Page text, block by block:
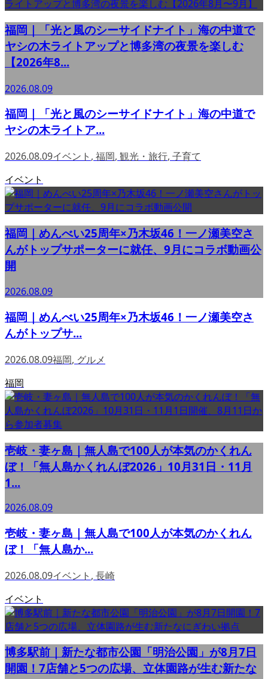
福岡｜「光と風のシーサイドナイト」海の中道で
ヤシの木ライトアップと博多湾の夜景を楽しむ
【2026年8...
2026.08.09
福岡｜「光と風のシーサイドナイト」海の中道で
ヤシの木ライトア...
2026.08.09イベント , 福岡, 観光・旅行, 子育て
イベント
福岡｜めんべい25周年×乃木坂46！一ノ瀬美空さ
んがトップサポーターに就任、9月にコラボ動画公
開
2026.08.09
福岡｜めんべい25周年×乃木坂46！一ノ瀬美空さ
んがトップサ...
2026.08.09福岡, グルメ
福岡
壱岐・妻ヶ島｜無人島で100人が本気のかくれん
ぼ！「無人島かくれんぼ2026」10月31日・11月
1...
2026.08.09
壱岐・妻ヶ島｜無人島で100人が本気のかくれん
ぼ！「無人島か...
2026.08.09イベント , 長崎
イベント
博多駅前｜新たな都市公園「明治公園」が8月7日
開園！7店舗と5つの広場、立体園路が生む新たな